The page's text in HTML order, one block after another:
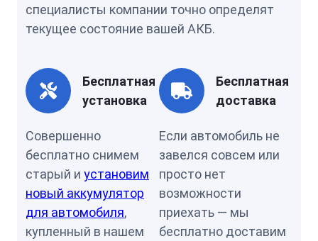
специалисты компании точно определят
текущее состояние вашей АКБ.
Бесплатная
установка
Совершенно
бесплатно снимем
старый и установим
новый аккумулятор
для автомобиля,
купленный в нашем
Бесплатная
доставка
Если автомобиль не
завелся совсем или
просто нет
возможности
приехать — мы
бесплатно доставим